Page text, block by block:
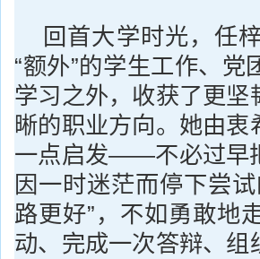
回首大学时光，任
“额外”的学生工作、
学习之外，收获了更
晰的职业方向。她由
一点启发——不必过早
因一时迷茫而停下尝
路更好”，不如勇敢地
动、完成一次答辩、